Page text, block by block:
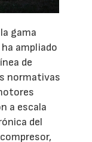
gama
ampliado
de
normativas
a escala
del